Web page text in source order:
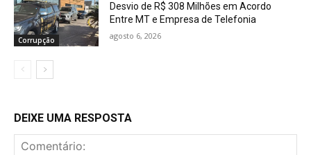
Corrupção
Desvio de R$ 308 Milhões em Acordo
Entre MT e Empresa de Telefonia
agosto 6, 2026
DEIXE UMA RESPOSTA